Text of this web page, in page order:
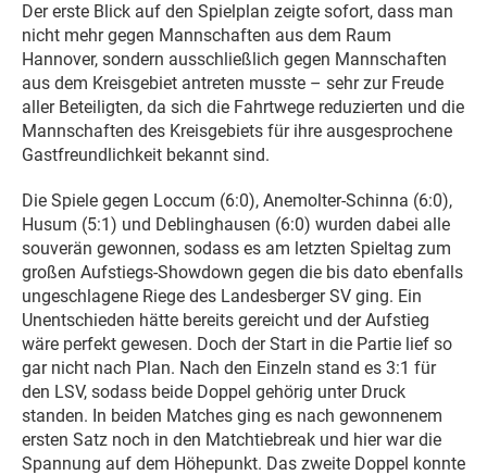
Der erste Blick auf den Spielplan zeigte sofort, dass man
nicht mehr gegen Mannschaften aus dem Raum
Hannover, sondern ausschließlich gegen Mannschaften
aus dem Kreisgebiet antreten musste – sehr zur Freude
aller Beteiligten, da sich die Fahrtwege reduzierten und die
Mannschaften des Kreisgebiets für ihre ausgesprochene
Gastfreundlichkeit bekannt sind.
Die Spiele gegen Loccum (6:0), Anemolter-Schinna (6:0),
Husum (5:1) und Deblinghausen (6:0) wurden dabei alle
souverän gewonnen, sodass es am letzten Spieltag zum
großen Aufstiegs-Showdown gegen die bis dato ebenfalls
ungeschlagene Riege des Landesberger SV ging. Ein
Unentschieden hätte bereits gereicht und der Aufstieg
wäre perfekt gewesen. Doch der Start in die Partie lief so
gar nicht nach Plan. Nach den Einzeln stand es 3:1 für
den LSV, sodass beide Doppel gehörig unter Druck
standen. In beiden Matches ging es nach gewonnenem
ersten Satz noch in den Matchtiebreak und hier war die
Spannung auf dem Höhepunkt. Das zweite Doppel konnte